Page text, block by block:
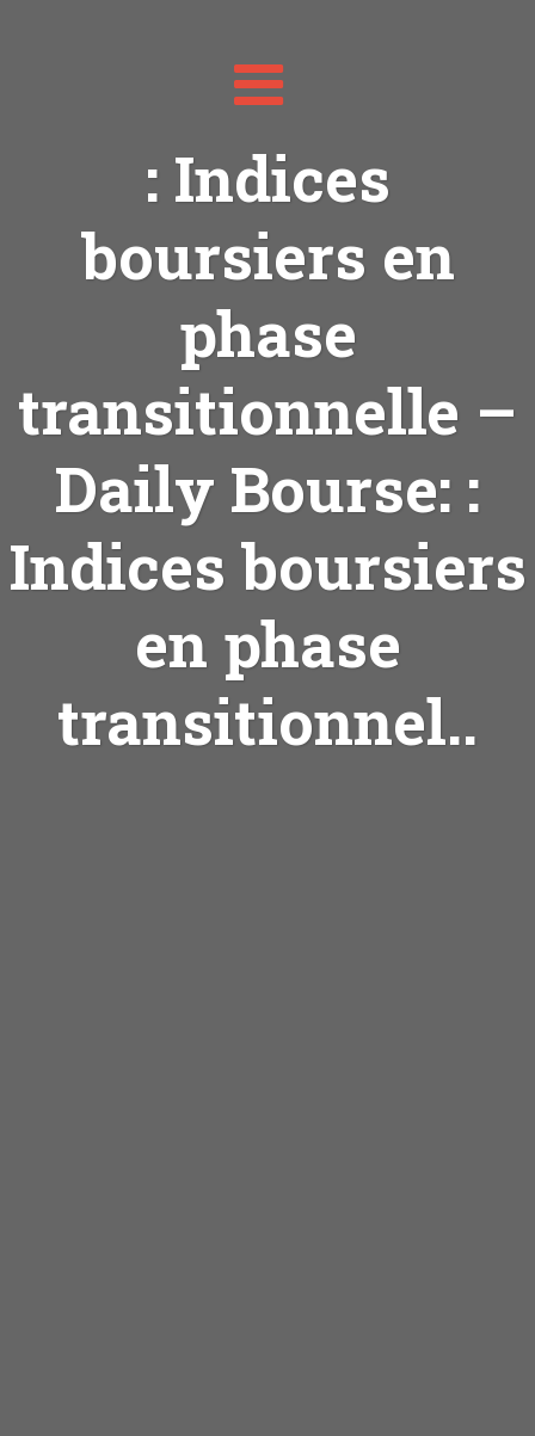
Toggle
navigation
: Indices
boursiers en
phase
transitionnelle –
Daily Bourse: :
Indices boursiers
en phase
transitionnel..